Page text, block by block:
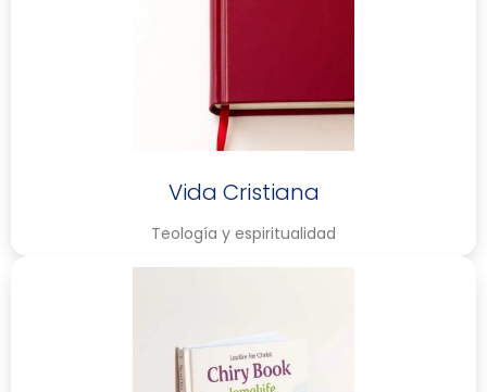
Vida Cristiana
Teología y espiritualidad